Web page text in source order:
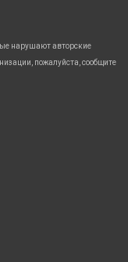
нарушают авторские
пожалуйста, сообщите